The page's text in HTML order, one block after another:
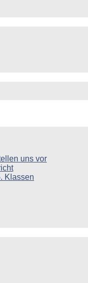
uns vor
Klassen